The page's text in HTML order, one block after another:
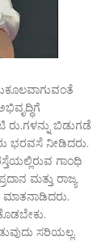
ಬಿಡುಗಡೆ
ಭರವಸೆ ನೀಡಿದರು.
ಗಾಂಧಿ
ಮತ್ತು ರಾಜ್ಯ
ಮಾತನಾಡಿದರು.
ಸರಿಯಲ್ಲ.